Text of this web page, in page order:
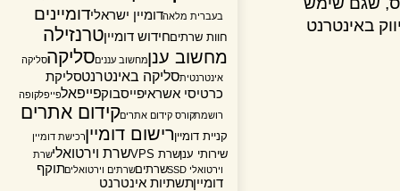
באינטרנט
בעברית מלאהדומיין ישראלידומיינים
חוות שרתיםחידוש דומייןטרנזילה
מחשוב ענןמחשוב ענניםסליקהסליקה
אינטרנטיתסליקה באינטרנטסליקת
כרטיסי אשראיפייסבוקפייפאלפייפלקופה
רושמתקורס קידום אתריםקידום אתרים
קניית דומייןרישום דומייןרכישת דומיין
שירותי ענןשרת VPS שרת וירטואלישרת
וירטואלי SSD
שרתיםשרתים וירטואליםתוקף
דומייןתשתיות אינטרנט